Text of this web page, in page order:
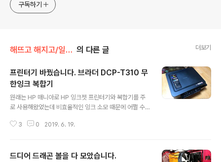
구독하기
해뜨고 해지고/일상의 추억들 의 다른 글 더보기
프린터기 바꿨습니다. 브라더 DCP-T310 무
한잉크 복합기
원래는 HP 매니아로 HP 잉크젯 프린터기와 복합기를 주
로 사용해왔었는데 비효율적인 잉크 소모 때문에 어쩔 수
G ) 2015년 EPSON L220 복합기를 구입하여 사용했습
ww.idsam209.com/1250 솔직히 이야기해서 EPSON
3 0 2019. 6. 19.
드디어 드래곤 볼을 다 모았습니다.